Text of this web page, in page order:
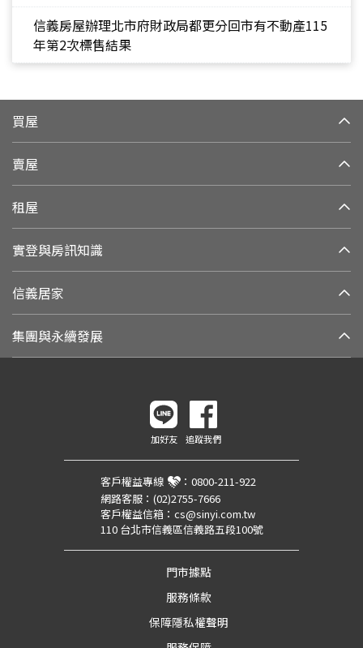
信義房屋辦理北市府財政局都更分回市有不動產115
年第2次標售結果
買屋
賣屋
租屋
實登與房訊知識
信義居家
集團與永續發展
加好友 追蹤我們
客戶權益專線 ： 0800-211-922
網路客服： (02)2755-7666
客戶權益信箱： cs@sinyi.com.tw
110 台北市信義區信義路五段100號
門市據點
服務條款
保障隱私權聲明